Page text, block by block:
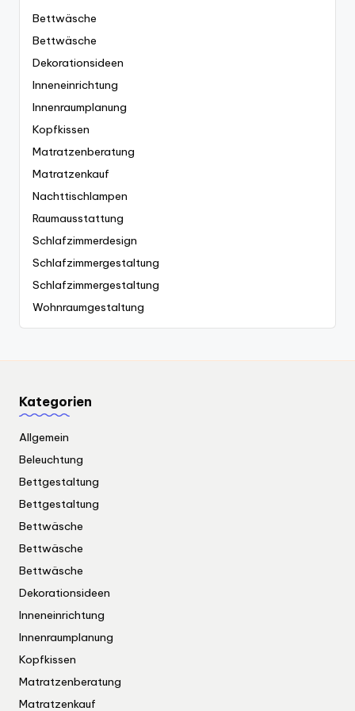
Bettwäsche
Bettwäsche
Dekorationsideen
Inneneinrichtung
Innenraumplanung
Kopfkissen
Matratzenberatung
Matratzenkauf
Nachttischlampen
Raumausstattung
Schlafzimmerdesign
Schlafzimmergestaltung
Schlafzimmergestaltung
Wohnraumgestaltung
Kategorien
Allgemein
Beleuchtung
Bettgestaltung
Bettgestaltung
Bettwäsche
Bettwäsche
Bettwäsche
Dekorationsideen
Inneneinrichtung
Innenraumplanung
Kopfkissen
Matratzenberatung
Matratzenkauf